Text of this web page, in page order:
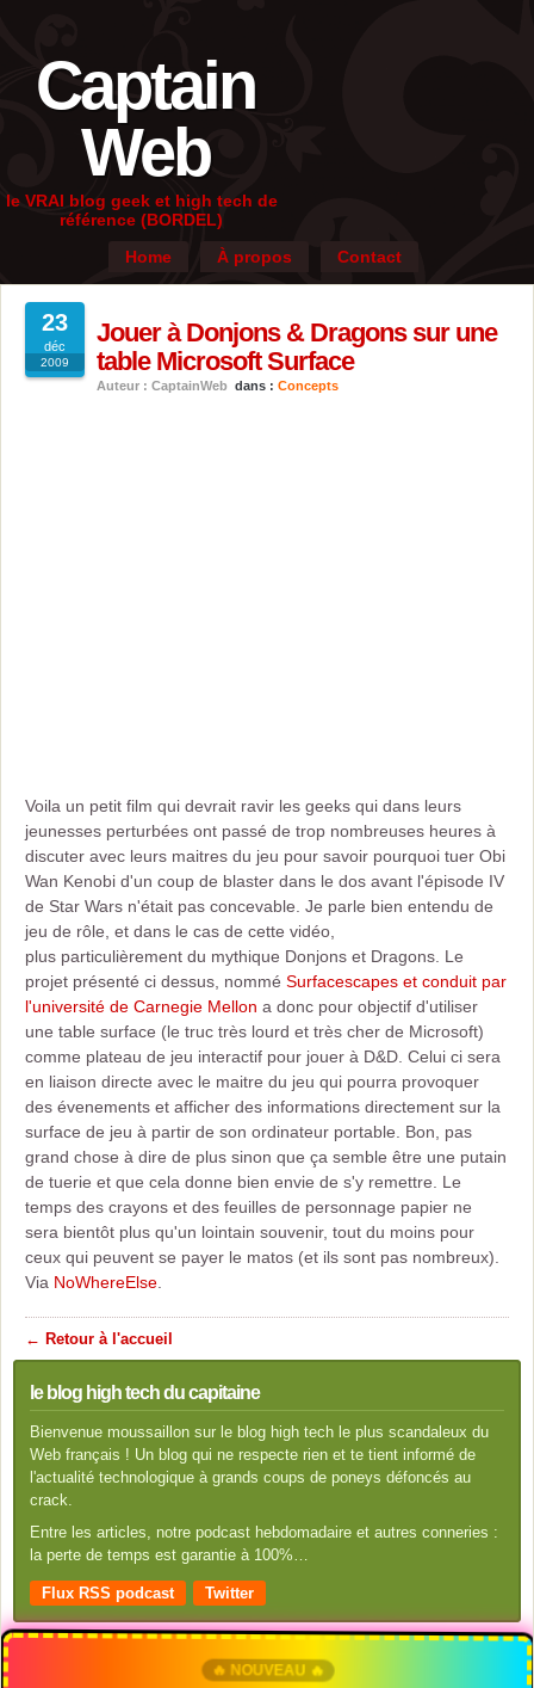
Captain
Web
le VRAI blog geek et high tech de
référence (BORDEL)
Home
À propos Contact
23
déc
2009
Jouer à Donjons & Dragons sur une
table Microsoft Surface
Auteur : CaptainWeb dans : Concepts
Voila un petit film qui devrait ravir les geeks qui dans leurs
jeunesses perturbées ont passé de trop nombreuses heures à
discuter avec leurs maitres du jeu pour savoir pourquoi tuer Obi
Wan Kenobi d'un coup de blaster dans le dos avant l'épisode IV
de Star Wars n'était pas concevable. Je parle bien entendu de
jeu de rôle, et dans le cas de cette vidéo,
plus particulièrement du mythique Donjons et Dragons. Le
projet présenté ci dessus, nommé Surfacescapes et conduit par
l'université de Carnegie Mellon a donc pour objectif d'utiliser
une table surface (le truc très lourd et très cher de Microsoft)
comme plateau de jeu interactif pour jouer à D&D. Celui ci sera
en liaison directe avec le maitre du jeu qui pourra provoquer
des évenements et afficher des informations directement sur la
surface de jeu à partir de son ordinateur portable. Bon, pas
grand chose à dire de plus sinon que ça semble être une putain
de tuerie et que cela donne bien envie de s'y remettre. Le
temps des crayons et des feuilles de personnage papier ne
sera bientôt plus qu'un lointain souvenir, tout du moins pour
ceux qui peuvent se payer le matos (et ils sont pas nombreux).
Via NoWhereElse
← Retour à l'accueil
le blog high tech du capitaine
Bienvenue moussaillon sur le blog high tech le plus scandaleux du
Web français ! Un blog qui ne respecte rien et te tient informé de
l'actualité technologique à grands coups de poneys défoncés au
crack.
Entre les articles, notre podcast hebdomadaire et autres conneries :
la perte de temps est garantie à 100%…
Flux RSS podcast Twitter
🔥 NOUVEAU 🔥